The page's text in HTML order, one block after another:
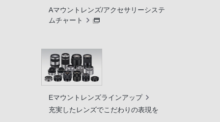
Aマウントレンズ/アクセサリーシステ
ムチャート
Eマウントレンズラインアップ
充実したレンズでこだわりの表現を